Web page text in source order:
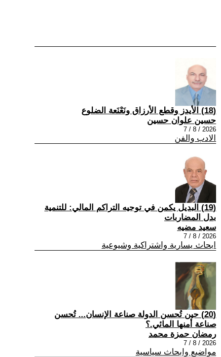
(18) الأيدز وقطع الأرزاق ونَعْنَعة الضلوع
حسين علوان حسين
2026 / 8 / 7
الادب والفن
(19) البديل يكمن في توجيه التراكم المالي: للتنمية
بدل المضاربات
سعيد مضيه
2026 / 8 / 7
ابحاث يسارية واشتراكية وشيوعية
(20) حين تُحسن الدولة صناعة الإنسان... تُحسن
صناعة أمنها المائي.؟
رمضان حمزة محمد
2026 / 8 / 7
مواضيع وابحاث سياسية